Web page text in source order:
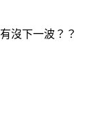
沒下一波？？